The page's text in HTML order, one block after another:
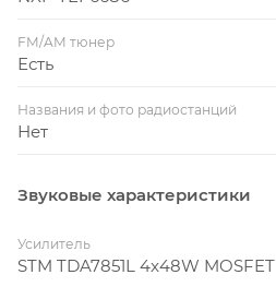
FM/AM тюнер
Есть
Названия и фото радиостанций
Нет
Звуковые характеристики
Усилитель
STM TDA7851L 4x48W MOSFET